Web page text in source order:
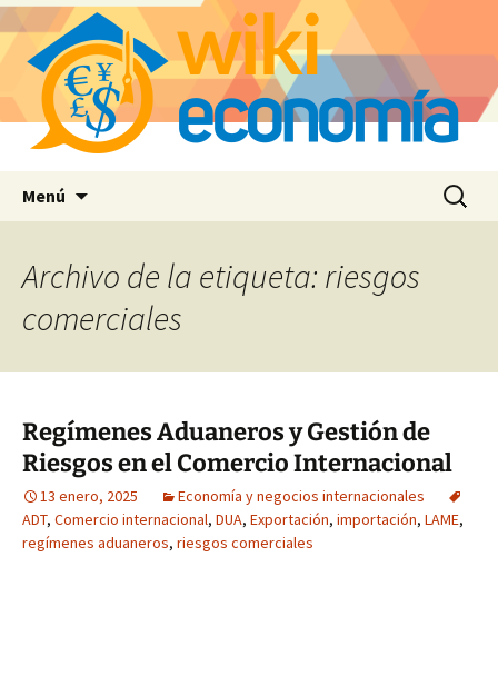
Menú Buscar:
Archivo de la etiqueta: riesgos
comerciales
Regímenes Aduaneros y Gestión de
Riesgos en el Comercio Internacional
13 enero, 2025
Economía y negocios internacionales
ADT, Comercio internacional, DUA, Exportación, importación, LAME,
regímenes aduaneros, riesgos comerciales